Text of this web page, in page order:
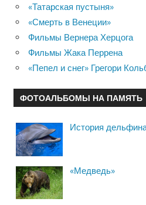
«Татарская пустыня»
«Смерть в Венеции»
Фильмы Вернера Херцога
Фильмы Жака Перрена
«Пепел и снег» Грегори
ФОТОАЛЬБОМЫ НА ПАМЯТЬ
История
«Медведь»